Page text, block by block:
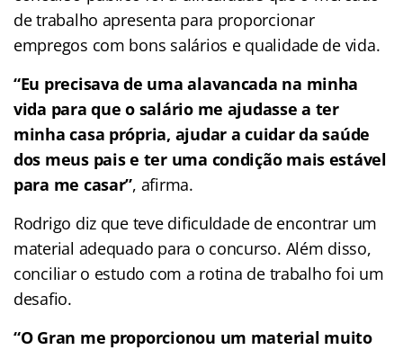
de trabalho apresenta para proporcionar
empregos com bons salários e qualidade de vida.
“Eu precisava de uma alavancada na minha
vida para que o salário me ajudasse a ter
minha casa própria, ajudar a cuidar da saúde
dos meus pais e ter uma condição mais estável
para me casar”, afirma.
Rodrigo diz que teve dificuldade de encontrar um
material adequado para o concurso. Além disso,
conciliar o estudo com a rotina de trabalho foi um
desafio.
“O Gran me proporcionou um material muito